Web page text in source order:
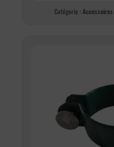
Catégorie :